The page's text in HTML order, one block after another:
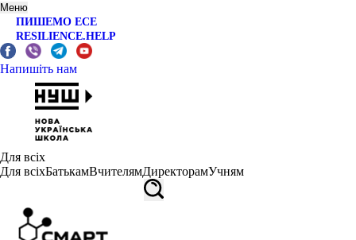
Меню
ПИШЕМО ЕСЕ
RESILIENCE.HELP
Напишіть нам
Для всіх
Для всіхБатькамВчителямДиректорамУчням